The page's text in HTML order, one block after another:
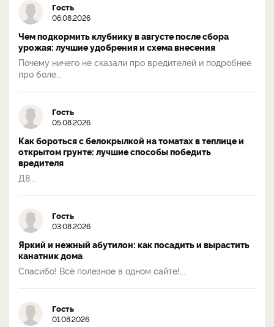
Гость
06.08.2026
Чем подкормить клубнику в августе после сбора
урожая: лучшие удобрения и схема внесения
Почему ничего не сказали про вредителей и подробнее
про боле...
Гость
05.08.2026
Как бороться с белокрылкой на томатах в теплице и
открытом грунте: лучшие способы победить
вредителя
Д8...
Гость
03.08.2026
Яркий и нежный абутилон: как посадить и вырастить
канатник дома
Спасибо! Всё полезное в одном сайте!...
Гость
01.08.2026